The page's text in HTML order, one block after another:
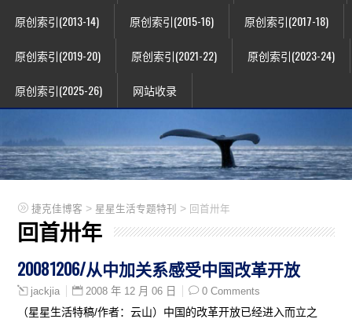
原创索引(2013-14) 原创索引(2015-16) 原创索引(2017-18)
原创索引(2019-20) 原创索引(2021-22) 原创索引(2023-24)
原创索引(2025-26) 网站收录
捷克佳博客 > 星星生活专题特刊 > 回首卅年
回首卅年
20081206/从中加关系感受中国改革开放
jackjia 2008 年 12 月 06 日 0 Comments
（星星生活特稿/作者：云山）中国的改革开放已经进入而立之